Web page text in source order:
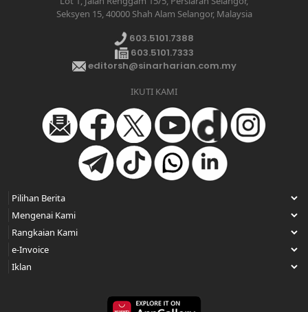
Seksyen 15, 40000 Shah Alam Selangor, Malaysia
603.5101.7388
603.5101.7333
editorsh@sinarharian.com.my
IKUTI KAMI